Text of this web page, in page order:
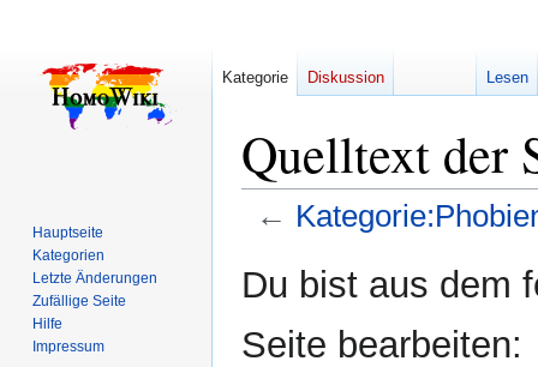
Quelltext der
←
Navigation
Suche
Du bist aus dem
Seite bearbeiten:
Kategorie Diskussion Lesen
Hauptseite
Kategorien
Letzte Änderungen
Zufällige Seite
Hilfe
Impressum